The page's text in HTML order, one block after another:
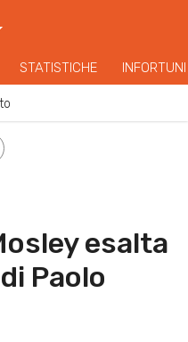
STATISTICHE INFORTUNI
esalta
Paolo